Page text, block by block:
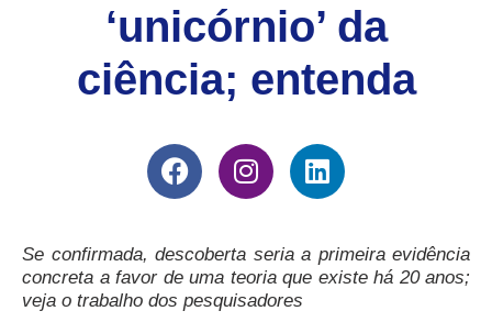
‘unicórnio’ da
ciência; entenda
Se confirmada, descoberta seria a primeira evidência
concreta a favor de uma teoria que existe há 20 anos;
veja o trabalho dos pesquisadores